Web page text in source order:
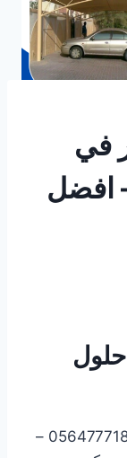
في
0564777188 – افضل
شركة تركيب مظلات وسواتر في دبي 0564777188 –